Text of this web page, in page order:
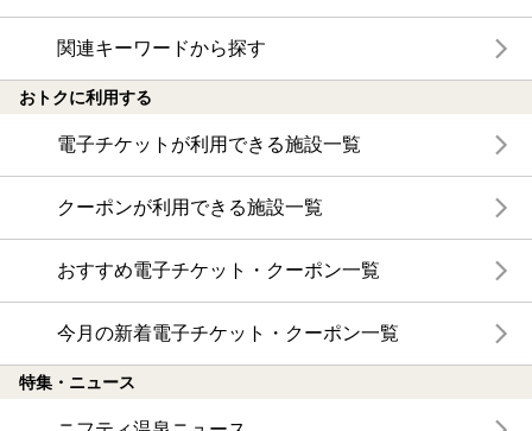
関連キーワードから探す
おトクに利用する
電子チケットが利用できる施設一覧
クーポンが利用できる施設一覧
おすすめ電子チケット・クーポン一覧
今月の新着電子チケット・クーポン一覧
特集・ニュース